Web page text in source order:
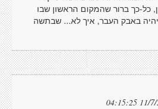
כל-כך ברור שהמקום הראשון שבו
יהיה באבק העבר, איך לא... שבתשה
11/7/